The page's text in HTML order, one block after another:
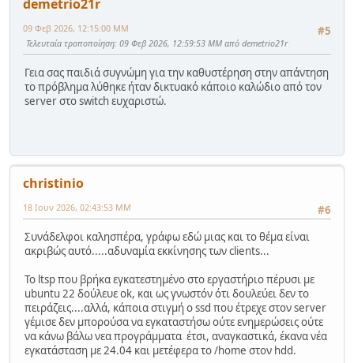
demetrio21r
#5
09 Φεβ 2026, 12:15:00 ΜΜ
Τελευταία τροποποίηση: 09 Φεβ 2026, 12:59:53 ΜΜ από demetrio21r
Γεια σας παιδιά συγνώμη για την καθυστέρηση στην απάντηση
το πρόβλημα λύθηκε ήταν δικτυακό κάποιο καλώδιο από τον
server στο switch ευχαριστώ.
christinio
#6
18 Ιουν 2026, 02:43:53 ΜΜ
Συνάδελφοι καλησπέρα, γράφω εδώ μιας και το θέμα είναι
ακριβώς αυτό.....αδυναμία εκκίνησης των clients...
Το ltsp που βρήκα εγκατεστημένο στο εργαστήριο πέρυσι με
ubuntu 22 δούλευε ok, και ως γνωστόν ότι δουλεύει δεν το
πειράζεις....αλλά, κάποια στιγμή ο ssd που έτρεχε στον server
γέμισε δεν μπορούσα να εγκαταστήσω ούτε ενημερώσεις ούτε
να κάνω βάλω νεα προγράμματα έτσι, αναγκαστικά, έκανα νέα
εγκατάσταση με 24.04 και μετέφερα το /home στον hdd.